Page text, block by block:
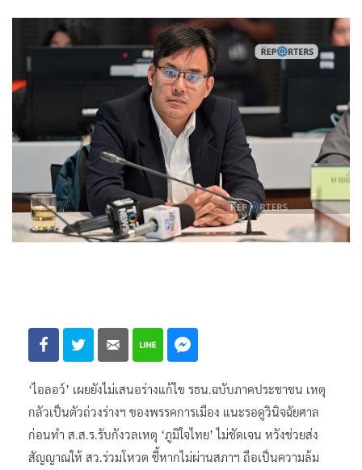
‘ไอลอว์’ เผยยังไม่เสนอร่างแก้ไข รธน.ฉบับภาคประชาชน เหตุ
กลัวเป็นตัวถ่วงร่างฯ ของพรรคการเมือง แนะรอดูวินิจฉัยศาล
ก่อนทำ ส.ส.ร.รับกังวลเหตุ ‘ภูมิใจไทย’ ไม่ชัดเจน หวังช่วยส่ง
สัญญาณให้ สว.ร่วมโหวต ชี้หากไม่ผ่านสภาฯ ถือเป็นความล้ม